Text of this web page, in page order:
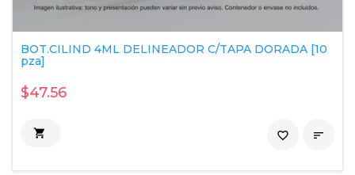
BOT.CILIND 4ML DELINEADOR C/TAPA DORADA [10
pza]
$47.56
 
favorite_border